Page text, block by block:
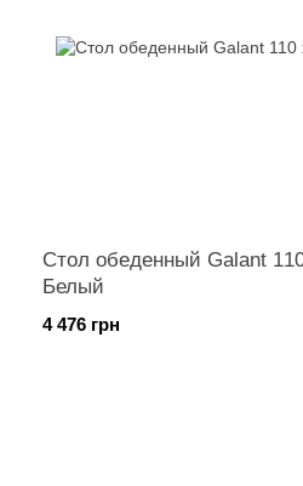
Стол обеденный Galant
Белый
4 476 грн